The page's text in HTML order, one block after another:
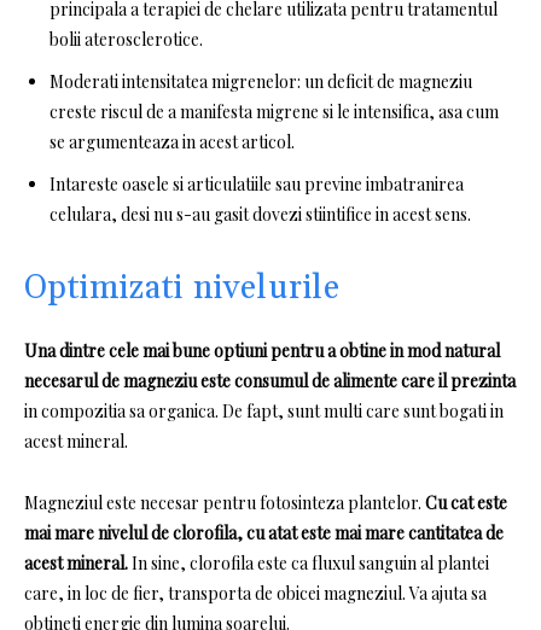
principala a terapiei de chelare utilizata pentru tratamentul
bolii aterosclerotice.
Moderati intensitatea migrenelor: un deficit de magneziu
creste riscul de a manifesta migrene si le intensifica, asa cum
se argumenteaza in acest articol.
Intareste oasele si articulatiile sau previne imbatranirea
celulara, desi nu s-au gasit dovezi stiintifice in acest sens.
Optimizati nivelurile
Una dintre cele mai bune optiuni pentru a obtine in mod natural
necesarul de magneziu este consumul de alimente care il prezinta
in compozitia sa organica. De fapt, sunt multi care sunt bogati in
acest mineral.
Magneziul este necesar pentru fotosinteza plantelor. Cu cat este
mai mare nivelul de clorofila, cu atat este mai mare cantitatea de
acest mineral.In sine, clorofila este ca fluxul sanguin al plantei
care, in loc de fier, transporta de obicei magneziul.Va ajuta sa
obtineti energie din lumina soarelui.